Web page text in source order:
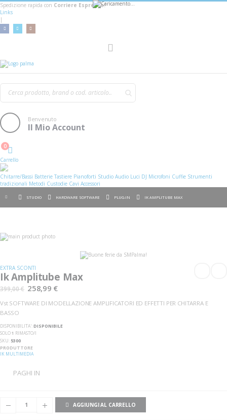
Spedizione rapida con Corriere Espresso!
Links
|
Benvenuto
Il Mio Account
Cart
0
Carrello
Chitarre/Bassi Batterie Tastiere Pianoforti Studio Audio Luci DJ Microfoni Cuffie Strumenti
tradizionali Metodi Custodie Cavi Accessori
STUDIO HARDWARE SOFTWARE PLUG-IN IK AMPLITUBE MAX
Vai
alla
galleria
di
immagini
galleria
di
immagini
EXTRA SCONTI
Ik Amplitube Max
399,00 € 258,99 €
Vst SOFTWARE DI MODELLAZIONE AMPLIFICATORI ED EFFETTI PER CHITARRA E
BASSO
DISPONIBILITA':DISPONIBILE
SOLO1 RIMASTO/I
SKU 5300
PRODUTTORE
IK MULTIMEDIA
PAGHI IN
AGGIUNGI AL CARRELLO